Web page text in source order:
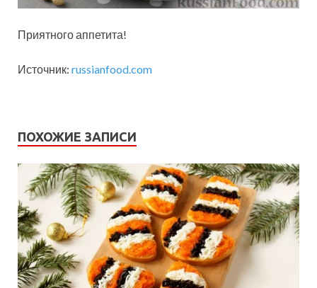
Приятного аппетита!
Источник: russianfood.com
ПОХОЖИЕ ЗАПИСИ